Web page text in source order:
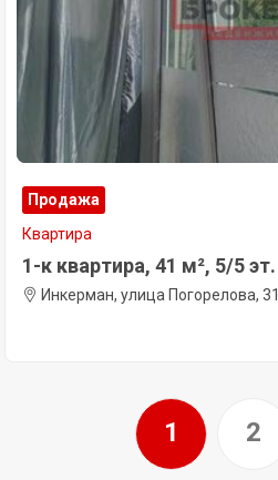
Продажа
Квартира
1-к квартира, 41 м², 5/5 эт.
Инкерман, улица Погорелова, 31
1 2